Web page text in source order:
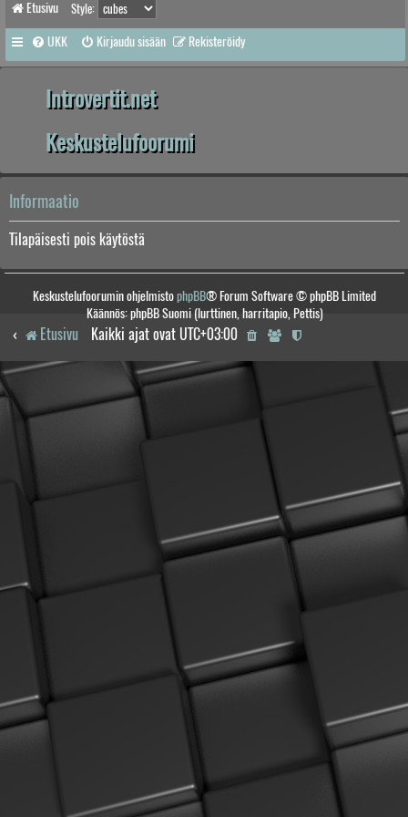
Etusivu Style:
UKK Kirjaudu sisään Rekisteröidy
Introvertit.net
Keskustelufoorumi
Informaatio
Tilapäisesti pois käytöstä
Keskustelufoorumin ohjelmistophpBB® Forum Software © phpBB Limited
Käännös: phpBB Suomi (lurttinen, harritapio, Pettis)
Etusivu Kaikki ajat ovat UTC+03:00